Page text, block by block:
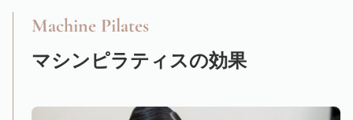
Machine Pilates
マシンピラティスの効果